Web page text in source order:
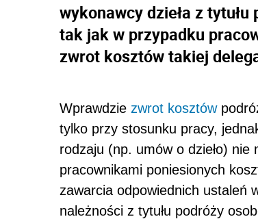
wykonawcy dzieła z
tak jak w przypadku
zwrot kosztów takiej
Wprawdzie zwrot kosztów
tylko przy stosunku pracy,
rodzaju (np. umów o dzieło)
pracownikami poniesionych
zawarcia odpowiednich ustaleń
należności z tytułu podróży